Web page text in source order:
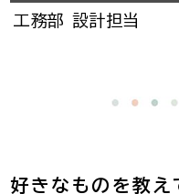
工務部 設計担当
好きなものを教え